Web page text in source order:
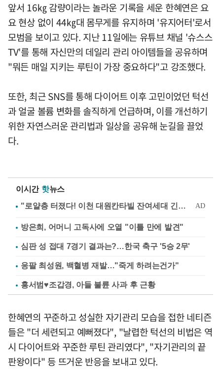
앞서 16㎏ 감량이라는 놀라운 기록을 세운 한혜연은 요
요 현상 없이 44㎏대 몸무게를 유지하며 '유지어터'로서
모범을 보이고 있다. 지난 11일에는 유튜브 채널 '슈스스
TV'를 통해 자신만의 데일리 관리 아이템들을 공유하며
"뭐든 매일 지키는 루틴이 가장 중요하다"고 강조했다.
또한, 최근 SNS를 통해 다이어트 이후 고민이었던 턱선
과 얼굴 볼륨 변화를 솔직하게 언급하며, 이를 개선하기
위한 자연스러운 관리법과 일상을 공유해 눈길을 끌었
다.
이시간 핫뉴스
방은희, 어머니 고독사에 오열 "이틀 만에 발견"
심판 성 접대 7경기 결과는?…한국 축구 '5승 2무'
응팔 최성원, 백혈병 재발…"죽게 하려는건가"
홍서범♥조갑경, 아들 불륜 사과 후 근황
한혜연의 꾸준하고 성실한 자기관리 모습을 접한 네티즌
들은 "더 세련되고 예뻐졌다", "날렵한 턱선의 비법은 역
시 다이어트와 꾸준한 루틴 관리였다", "자기관리의 끝
판왕이다" 등 뜨거운 반응을 보내고 있다.